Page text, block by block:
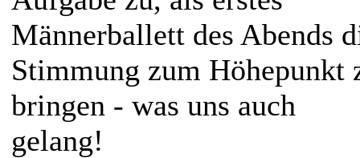
Männerballett des Abends
Stimmung zum Höhepunkt
bringen - was uns auch
gelang!